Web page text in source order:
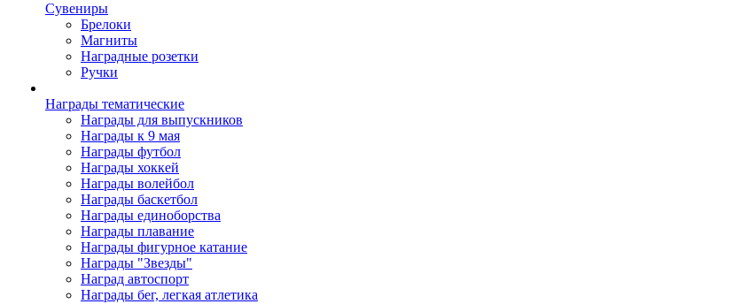
Сувениры
Брелоки
Магниты
Наградные розетки
Ручки
Награды тематические
Награды для выпускников
Награды к 9 мая
Награды футбол
Награды хоккей
Награды волейбол
Награды баскетбол
Награды единоборства
Награды плавание
Награды фигурное катание
Награды "Звезды"
Наград автоспорт
Награды бег, легкая атлетика